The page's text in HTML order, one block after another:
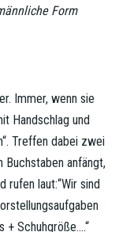
Form
Immer, wenn sie
Handschlag und
Treffen dabei zwei
Buchstaben anfängt,
rufen laut:“Wir sind
+ Schuhgröße….“